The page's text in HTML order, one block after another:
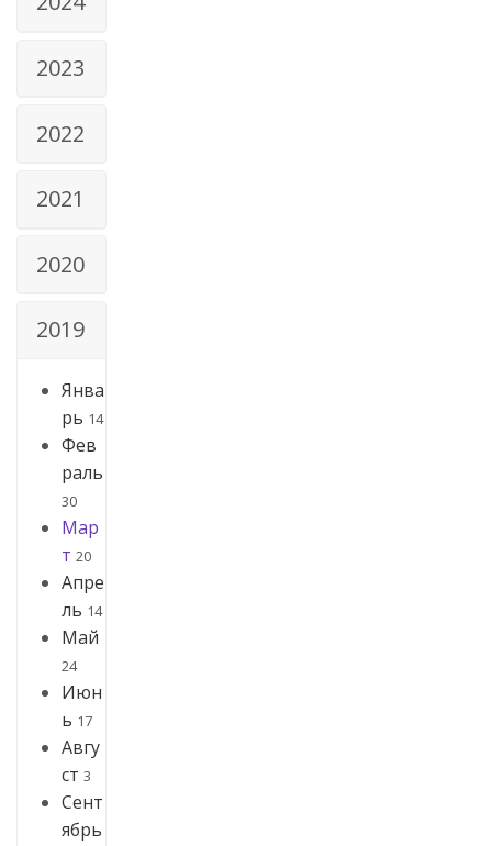
2023
2022
2021
2020
2019
Янва
рь 14
Фев
раль
30
Мар
т 20
Апре
ль 14
Май
24
Июн
ь 17
Авгу
ст 3
Сент
ябрь